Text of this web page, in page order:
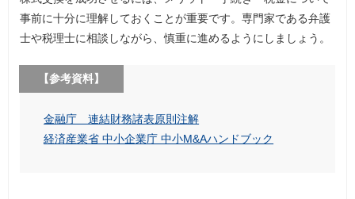
事前に十分に理解しておくことが重要です。専門家である弁護
士や税理士に相談しながら、慎重に進めるようにしましょう。
【参考資料】
金融庁 連結財務諸表原則注解
経済産業省 中小企業庁 中小M&Aハンドブック